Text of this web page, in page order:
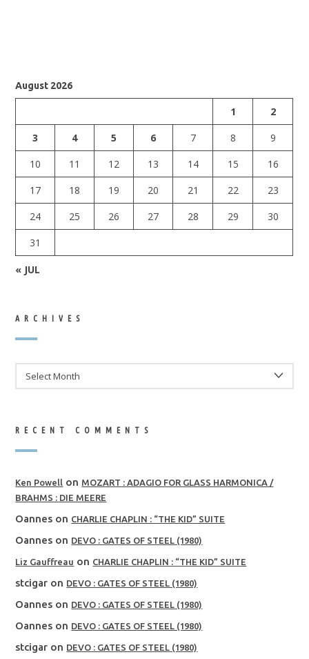
August 2026
1
2
3
4 5 6 7 8
9
10
11 12 13 14 15
16
17
18 19 20 21 22
23
24
25 26 27 28 29
30
31
« JUL
ARCHIVES
RECENT COMMENTS
Ken Powell on MOZART : ADAGIO FOR GLASS HARMONICA /
BRAHMS : DIE MEERE
Oannes on CHARLIE CHAPLIN : “THE KID” SUITE
Oannes on DEVO : GATES OF STEEL (1980)
Liz Gauffreau on CHARLIE CHAPLIN : “THE KID” SUITE
stcigar on DEVO : GATES OF STEEL (1980)
Oannes on DEVO : GATES OF STEEL (1980)
Oannes on DEVO : GATES OF STEEL (1980)
stcigar on DEVO : GATES OF STEEL (1980)